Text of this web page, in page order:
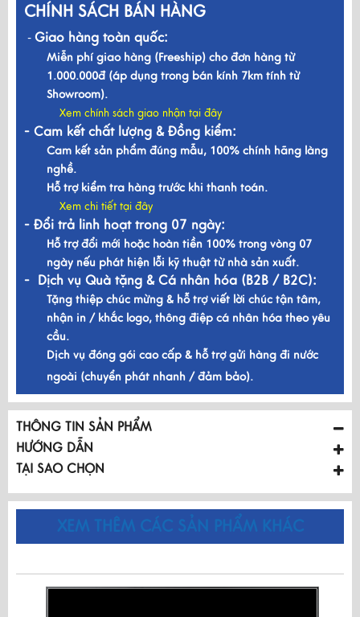
CHÍNH SÁCH BÁN HÀNG
- Giao hàng toàn quốc:
Miễn phí giao hàng (Freeship) cho đơn hàng từ
1.000.000đ (áp dụng trong bán kính 7km tính từ
Showroom).
Xem chính sách giao nhận tại đây
- Cam kết chất lượng & Đồng kiểm:
Cam kết sản phẩm đúng mẫu, 100% chính hãng làng
nghề.
Hỗ trợ kiểm tra hàng trước khi thanh toán.
Xem chi tiết tại đây
- Đổi trả linh hoạt trong 07 ngày:
Hỗ trợ đổi mới hoặc hoàn tiền 100% trong vòng 07
ngày nếu phát hiện lỗi kỹ thuật từ nhà sản xuất.
- Dịch vụ Quà tặng & Cá nhân hóa (B2B / B2C):
Tặng thiệp chúc mừng & hỗ trợ viết lời chúc tận tâm,
nhận in / khắc logo, thông điệp cá nhân hóa theo yêu
cầu.
Dịch vụ đóng gói cao cấp & hỗ trợ gửi hàng đi nước
ngoài (chuyển phát nhanh / đảm bảo).
THÔNG TIN SẢN PHẨM
HƯỚNG DẪN
TẠI SAO CHỌN
XEM THÊM CÁC SẢN PHẨM KHÁC